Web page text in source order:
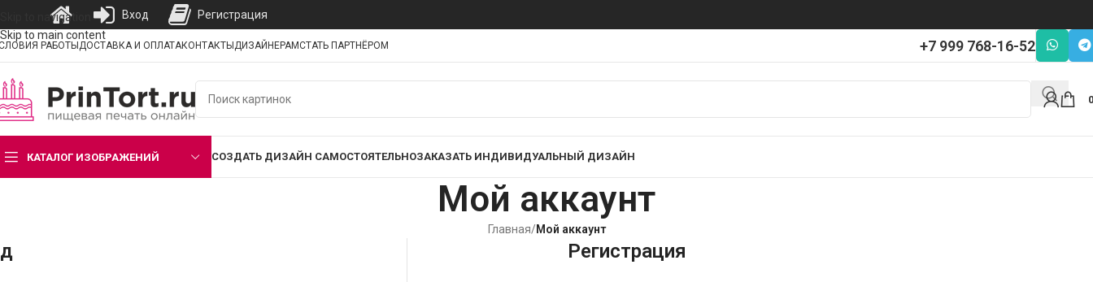
Skip to navigation
Skip to main content
РАБОТЫ ДОСТАВКА И ОПЛАТАКОНТАКТЫ ДИЗАЙНЕРАМСТАТЬ ПАРТНЁРОМ +7 999 768-16-52
0
КАТАЛОГ ИЗОБРАЖЕНИЙ СОЗДАТЬ ДИЗАЙН САМОСТОЯТЕЛЬНОЗАКАЗАТЬ ИНДИВИДУАЛЬНЫЙ ДИЗАЙН
Мой аккаунт
Главная/Мой аккаунт
Регистрация
Вход Регистрация